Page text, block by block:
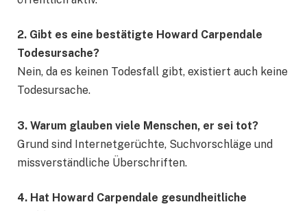
2. Gibt es eine bestätigte Howard Carpendale
Todesursache?
Nein, da es keinen Todesfall gibt, existiert auch keine
Todesursache.
3. Warum glauben viele Menschen, er sei tot?
Grund sind Internetgerüchte, Suchvorschläge und
missverständliche Überschriften.
4. Hat Howard Carpendale gesundheitliche